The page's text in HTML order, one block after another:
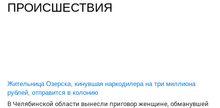
ПРОИСШЕСТВИЯ
Жительница Озерска, кинувшая наркодилера на три миллиона
рублей, отправится в колонию
В Челябинской области вынесли приговор женщине, обманувшей